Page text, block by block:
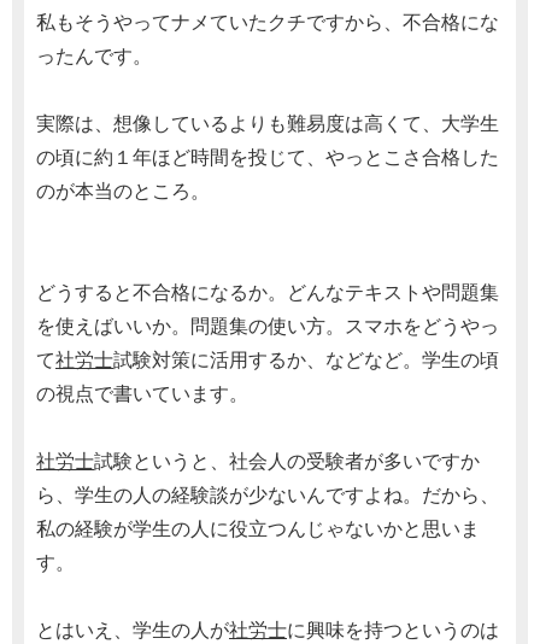
私もそうやってナメていたクチですから、不合格にな
ったんです。
実際は、想像しているよりも難易度は高くて、大学生
の頃に約１年ほど時間を投じて、やっとこさ合格した
のが本当のところ。
どうすると不合格になるか。どんなテキストや問題集
を使えばいいか。問題集の使い方。スマホをどうやっ
て社労士試験対策に活用するか、などなど。学生の頃
の視点で書いています。
社労士試験というと、社会人の受験者が多いですか
ら、学生の人の経験談が少ないんですよね。だから、
私の経験が学生の人に役立つんじゃないかと思いま
す。
とはいえ、学生の人が社労士に興味を持つというのは